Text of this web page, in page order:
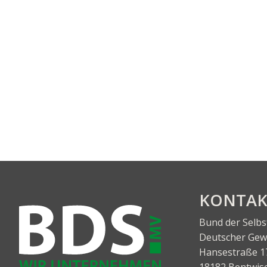
Bund der
Deut­scher
Han­se­stra­ße